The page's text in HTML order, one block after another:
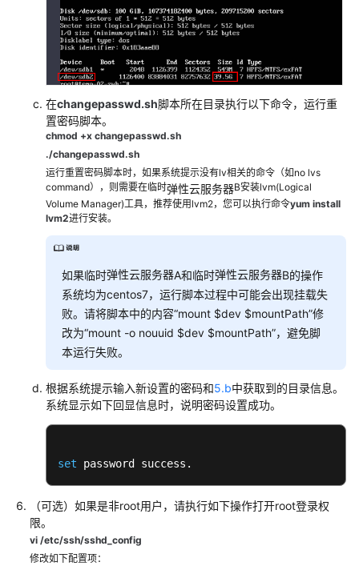
在changepasswd.sh脚本所在目录执行以下命令，运行重
置密码脚本。
chmod +x changepasswd.sh
./changepasswd.sh
运行重置密码脚本时，如果系统提示没有lv相关的命令（如no lvs
command），则需要在临时弹性云服务器B安装lvm(Logical
Volume Manager)工具，推荐使用lvm2，您可以执行命令yum install
lvm2进行安装。
如果临时弹性云服务器A和临时弹性云服务器B的操作
系统均为centos7，运行脚本过程中可能会出现挂载失
败。请将脚本中的内容“mount $dev $mountPath”修
改为“mount -o nouuid $dev $mountPath”，避免脚
本运行失败。
根据系统提示输入新设置的密码和5.b中获取到的目录信息。
系统显示如下回显信息时，说明密码设置成功。
set password success.
（可选）如果是非root用户，请执行如下操作打开root登录权
限。
vi /etc/ssh/sshd_config
修改如下配置项：